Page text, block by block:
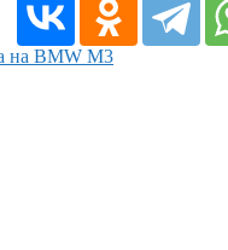
на BMW M3